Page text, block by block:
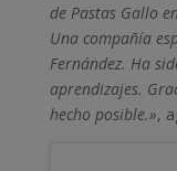
de Pastas Gallo
Una compañía
Fernández. Ha
aprendizajes.
hecho posible.»,